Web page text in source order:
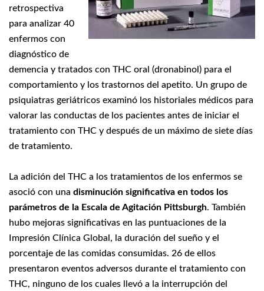
retrospectiva
para analizar 40
enfermos con
diagnóstico de
demencia y tratados con THC oral (dronabinol) para el
comportamiento y los trastornos del apetito. Un grupo de
psiquiatras geriátricos examinó los historiales médicos para
valorar las conductas de los pacientes antes de iniciar el
tratamiento con THC y después de un máximo de siete días
de tratamiento.
La adición del THC a los tratamientos de los enfermos se
asoció con una disminución significativa en todos los
parámetros de la Escala de Agitación Pittsburgh. También
hubo mejoras significativas en las puntuaciones de la
Impresión Clínica Global, la duración del sueño y el
porcentaje de las comidas consumidas. 26 de ellos
presentaron eventos adversos durante el tratamiento con
THC, ninguno de los cuales llevó a la interrupción del